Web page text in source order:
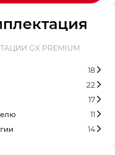
GX PREMIUM
18
22
17
11
14